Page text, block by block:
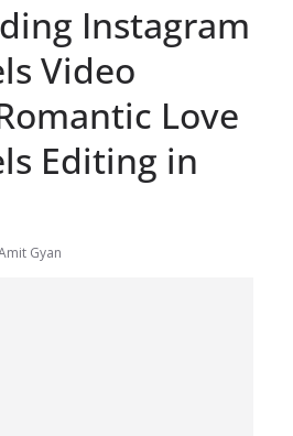
Instagram
Video
Love
Editing in
Gyan